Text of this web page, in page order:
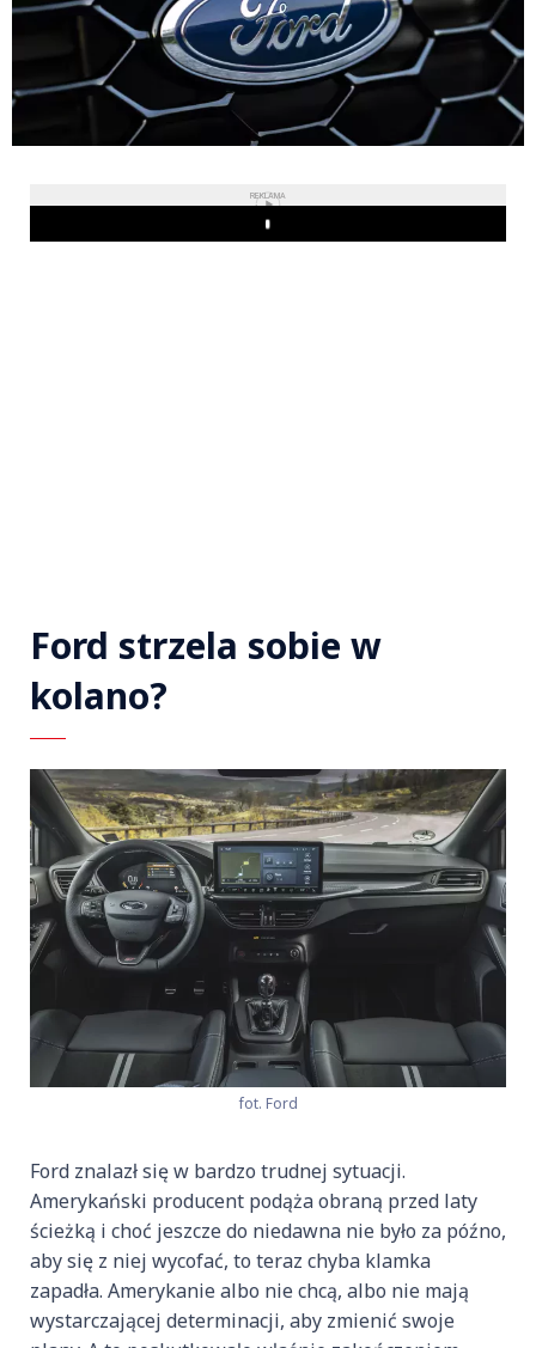
REKLAMA
Play
Ford strzela sobie w
kolano?
fot. Ford
Ford znalazł się w bardzo trudnej sytuacji.
Amerykański producent podąża obraną przed laty
ścieżką i choć jeszcze do niedawna nie było za późno,
aby się z niej wycofać, to teraz chyba klamka
zapadła. Amerykanie albo nie chcą, albo nie mają
wystarczającej determinacji, aby zmienić swoje